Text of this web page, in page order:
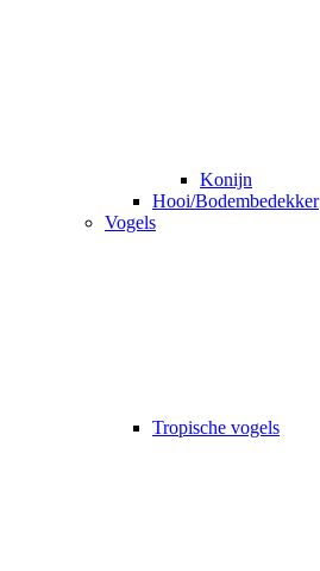
Konijn
Hooi/Bodembedekker
Vogels
Tropische vogels